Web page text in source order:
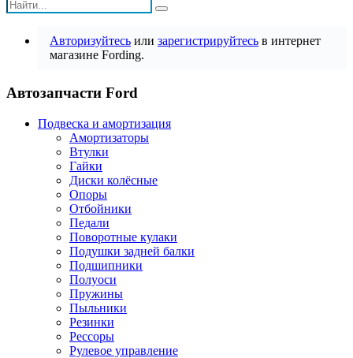
Авторизуйтесь или зарегистрируйтесь в интернет
магазине Fording.
Автозапчасти Ford
Подвеска и амортизация
Амортизаторы
Втулки
Гайки
Диски колёсные
Опоры
Отбойники
Педали
Поворотные кулаки
Подушки задней балки
Подшипники
Полуоси
Пружины
Пыльники
Резинки
Рессоры
Рулевое управление